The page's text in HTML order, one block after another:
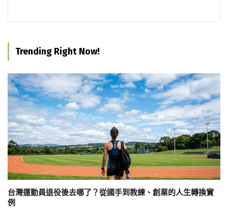
Trending Right Now!
台灣運動員退役後去哪了？從國手到教練、創業的人生轉換實
例